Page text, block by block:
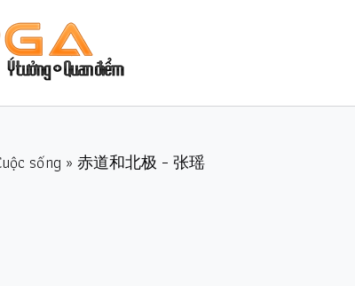
sống » 赤道和北极 – 张瑶